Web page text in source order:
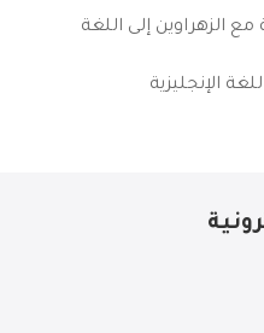
الزهراوين إلى اللغة
الإنجليزية